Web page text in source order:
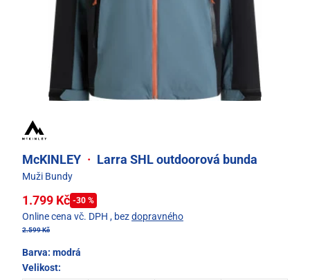
McKINLEY · Larra SHL outdoorová bunda
Muži Bundy
1.799 Kč -30 %
Online cena vč. DPH , bezdopravného
2.599 Kč
Barva: modrá
Velikost: